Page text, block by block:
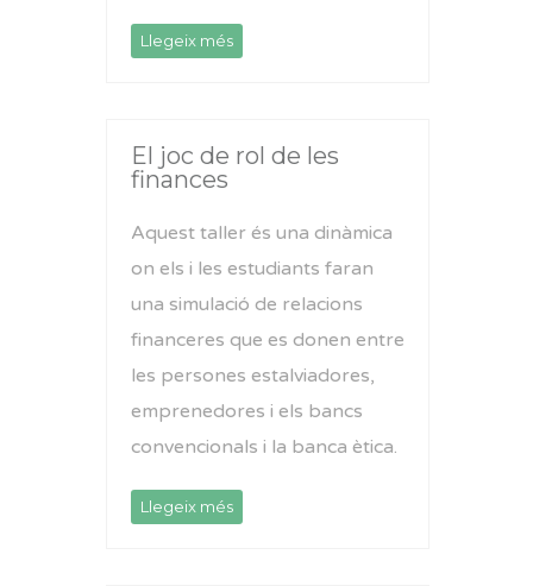
Llegeix més
El joc de rol de les
finances
Aquest taller és una dinàmica
on els i les estudiants faran
una simulació de relacions
financeres que es donen entre
les persones estalviadores,
emprenedores i els bancs
convencionals i la banca ètica.
Llegeix més